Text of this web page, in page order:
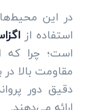
در این
استفاده از
است؛ چرا که
مقاومت بالا
دقیق دور